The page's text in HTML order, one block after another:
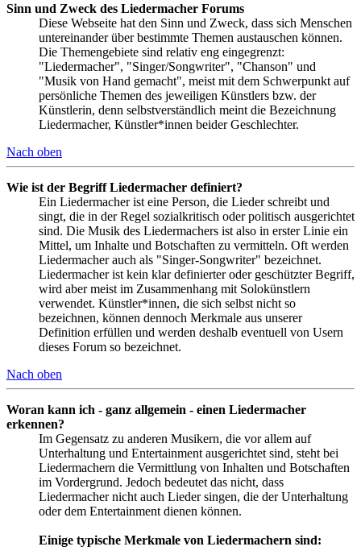
Sinn und Zweck des Liedermacher Forums
Diese Webseite hat den Sinn und Zweck, dass sich Menschen
untereinander über bestimmte Themen austauschen können.
Die Themengebiete sind relativ eng eingegrenzt:
"Liedermacher", "Singer/Songwriter", "Chanson" und
"Musik von Hand gemacht", meist mit dem Schwerpunkt auf
persönliche Themen des jeweiligen Künstlers bzw. der
Künstlerin, denn selbstverständlich meint die Bezeichnung
Liedermacher, Künstler*innen beider Geschlechter.
Nach oben
Wie ist der Begriff Liedermacher definiert?
Ein Liedermacher ist eine Person, die Lieder schreibt und
singt, die in der Regel sozialkritisch oder politisch ausgerichtet
sind. Die Musik des Liedermachers ist also in erster Linie ein
Mittel, um Inhalte und Botschaften zu vermitteln. Oft werden
Liedermacher auch als "Singer-Songwriter" bezeichnet.
Liedermacher ist kein klar definierter oder geschützter Begriff,
wird aber meist im Zusammenhang mit Solokünstlern
verwendet. Künstler*innen, die sich selbst nicht so
bezeichnen, können dennoch Merkmale aus unserer
Definition erfüllen und werden deshalb eventuell von Usern
dieses Forum so bezeichnet.
Nach oben
Woran kann ich - ganz allgemein - einen Liedermacher
erkennen?
Im Gegensatz zu anderen Musikern, die vor allem auf
Unterhaltung und Entertainment ausgerichtet sind, steht bei
Liedermachern die Vermittlung von Inhalten und Botschaften
im Vordergrund. Jedoch bedeutet das nicht, dass
Liedermacher nicht auch Lieder singen, die der Unterhaltung
oder dem Entertainment dienen können.
Einige typische Merkmale von Liedermachern sind: